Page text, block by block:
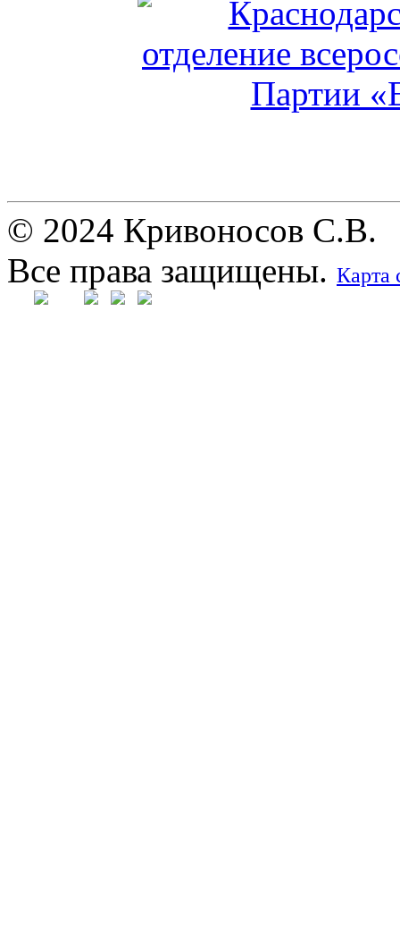
© 2024 Кривоносов С.В.
Все права защищены. Карта